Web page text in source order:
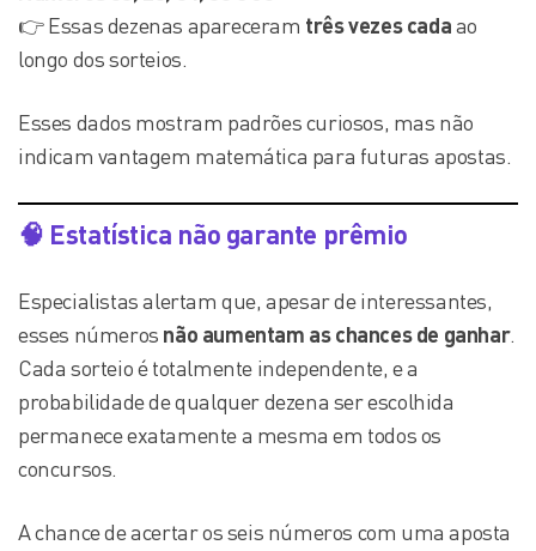
👉 Essas dezenas apareceram três vezes cadaao
longo dos sorteios.
Esses dados mostram padrões curiosos, mas não
indicam vantagem matemática para futuras apostas.
🧠 Estatística não garante prêmio
Especialistas alertam que, apesar de interessantes,
esses números não aumentam as chances de ganhar.
Cada sorteio é totalmente independente, e a
probabilidade de qualquer dezena ser escolhida
permanece exatamente a mesma em todos os
concursos.
A chance de acertar os seis números com uma aposta